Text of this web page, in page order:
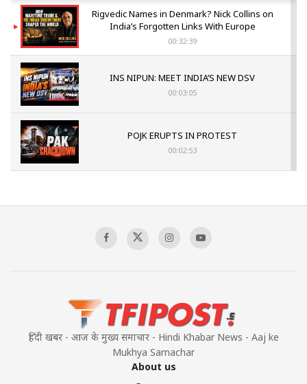
Rigvedic Names in Denmark? Nick Collins on
India’s Forgotten Links With Europe
00:32:39
INS NIPUN: MEET INDIA’S NEW DSV
00:03:05
POJK ERUPTS IN PROTEST
00:02:53
Sagar
हिंदी खबर - आज के मुख्य समाचार - Hindi Khabar News - Aaj ke
Mukhya Samachar
About us